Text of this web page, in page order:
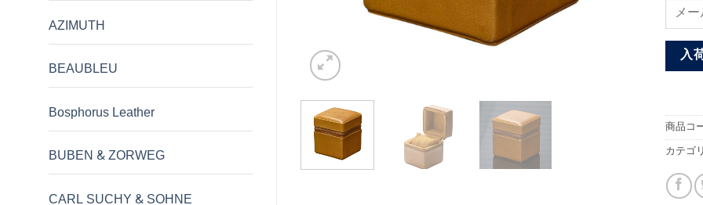
AZIMUTH
BEAUBLEU
Bosphorus Leather
BUBEN & ZORWEG
CARL SUCHY & SOHNE
入
商品コ
カテゴ